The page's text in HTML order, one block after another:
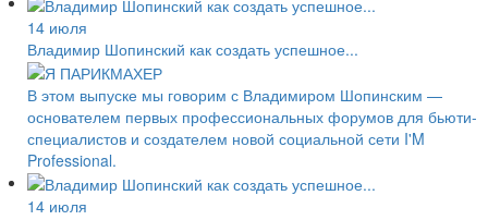
14 июля
Владимир Шопинский как создать успешное...
В этом выпуске мы говорим с Владимиром Шопинским —
основателем первых профессиональных форумов для бьюти-
специалистов и создателем новой социальной сети I'M
Professional.
14 июля